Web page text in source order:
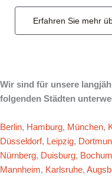
Erfahren Sie mehr
Wir sind für unsere
folgenden Städten
Berlin, Hamburg, München,
Düsseldorf, Leipzig,
Nürnberg, Duisburg, Bochum
Mannheim, Karlsruhe,